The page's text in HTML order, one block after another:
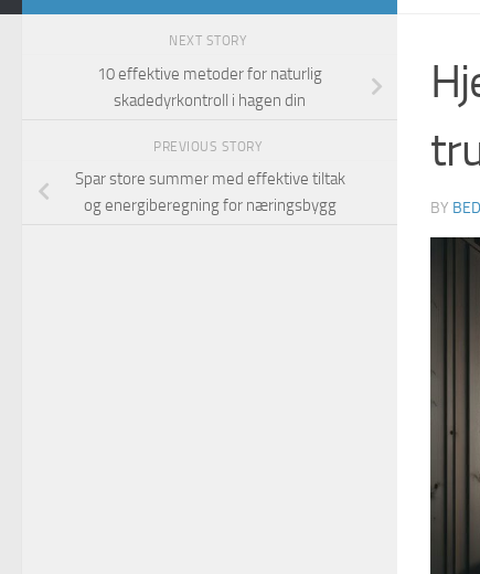
BY
NEXT STORY
10 effektive metoder for naturlig
skadedyrkontroll i hagen din
PREVIOUS STORY
Spar store summer med effektive tiltak
og energiberegning for næringsbygg